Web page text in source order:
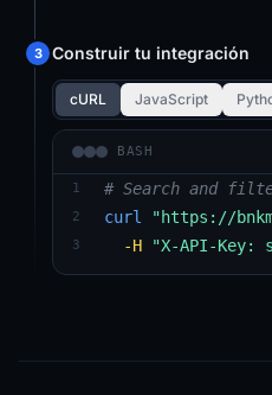
3 Construir tu integración
cURL JavaScript
BASH
1 # Search and
2 curl "https://
3 -H "X-API-Key: